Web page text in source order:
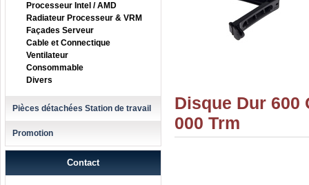
Processeur Intel / AMD
Radiateur Processeur & VRM
Façades Serveur
Cable et Connectique
Ventilateur
Consommable
Divers
Pièces détachées Station de travail
Promotion
Contact
Disque Dur 600
000 Trm